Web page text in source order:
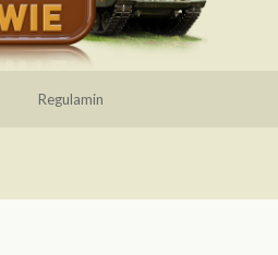
Regulamin